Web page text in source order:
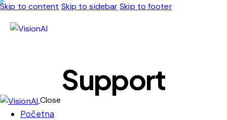
Skip to content Skip to sidebar Skip to footer
Support
Close
Početna